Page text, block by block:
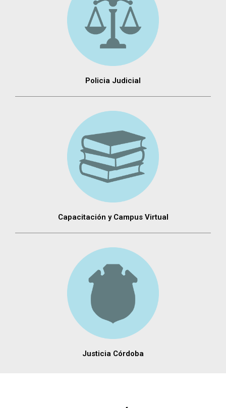
Policia Judicial
Capacitación y Campus Virtual
Justicia Córdoba